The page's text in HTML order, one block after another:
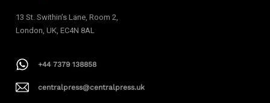
13 St. Swithin’s Lane, Room 2,
London, UK, EC4N 8AL
+44 7379 138858
centralpress@centralpress.uk